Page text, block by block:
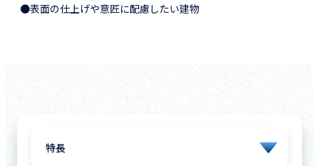
●表面の仕上げや意匠に配慮したい建物